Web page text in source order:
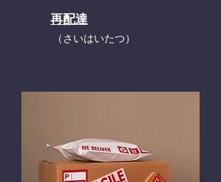
再配達
​（さいはいたつ）